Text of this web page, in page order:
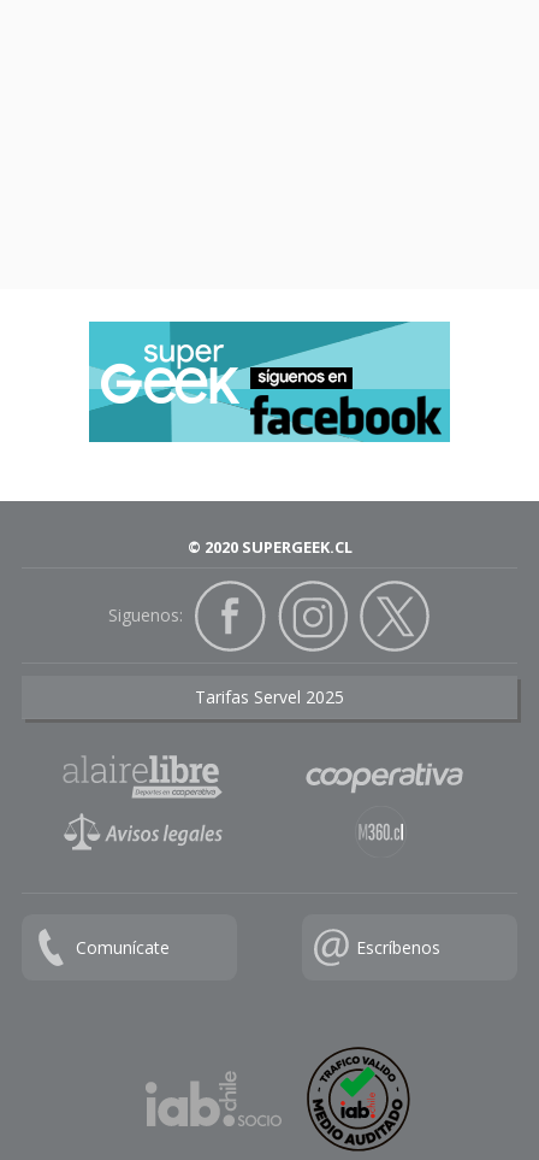
© 2020 SUPERGEEK.CL
Siguenos:
Tarifas Servel 2025
Comunícate Escríbenos